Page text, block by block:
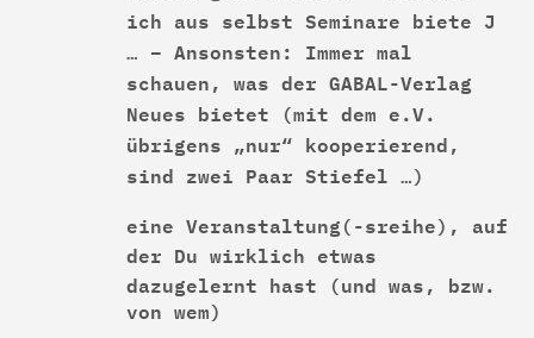
ich aus selbst Seminare biete J
… – Ansonsten: Immer mal
schauen, was der GABAL-Verlag
Neues bietet (mit dem e.V.
übrigens „nur“ kooperierend,
sind zwei Paar Stiefel …)
eine Veranstaltung(-sreihe), auf
der Du wirklich etwas
dazugelernt hast (und was, bzw.
von wem)